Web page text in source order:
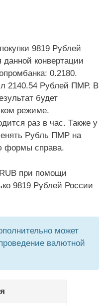
9819 Рублей
конвертации
0.2180.
2140.54 Рублей ПМР. В
будет
режиме.
раз в час. Также у
Рубль ПМР на
формы справа.
при помощи
9819 Рублей России
может
валютной